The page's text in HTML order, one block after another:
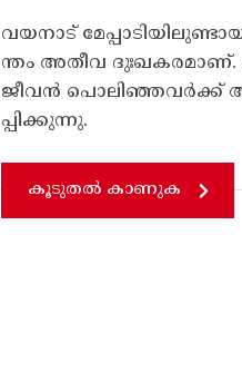
വയനാട് മേപ്പാടിയിലുണ്ടായ
ന്തം അതീവ
ജീവൻ പൊലിഞ്ഞവർക്ക്
പ്പിക്കുന്നു.
കൂടുതൽ കാണുക